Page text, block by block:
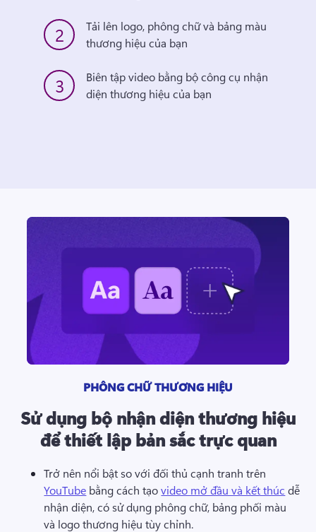
2
Tải lên logo, phông chữ và bảng màu
thương hiệu của bạn
3
Biên tập video bằng bộ công cụ nhận
diện thương hiệu của bạn
PHÔNG CHỮ THƯƠNG HIỆU
Sử dụng bộ nhận diện thương hiệu
để thiết lập bản sắc trực quan
Trở nên nổi bật so với đối thủ cạnh tranh trên
YouTube bằng cách tạo video mở đầu và kết thúc dễ
nhận diện, có sử dụng phông chữ, bảng phối màu
và logo thương hiệu tùy chỉnh.